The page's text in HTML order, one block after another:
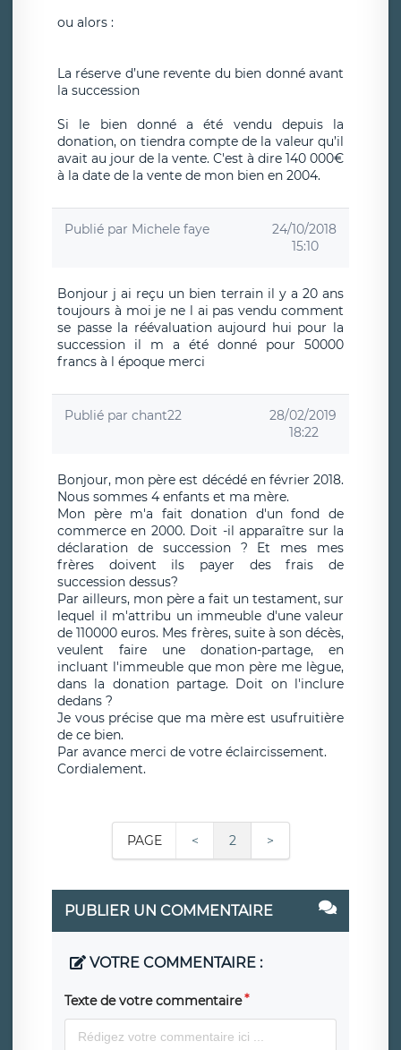
ou alors :
La réserve d’une revente du bien donné avant
la succession
Si le bien donné a été vendu depuis la
donation, on tiendra compte de la valeur qu’il
avait au jour de la vente. C'est à dire 140 000€
à la date de la vente de mon bien en 2004.
Publié par Michele faye
24/10/2018
15:10
Bonjour j ai reçu un bien terrain il y a 20 ans
toujours à moi je ne l ai pas vendu comment
se passe la réévaluation aujourd hui pour la
succession il m a été donné pour 50000
francs à l époque merci
Publié par chant22
28/02/2019
18:22
Bonjour, mon père est décédé en février 2018.
Nous sommes 4 enfants et ma mère.
Mon père m'a fait donation d'un fond de
commerce en 2000. Doit -il apparaître sur la
déclaration de succession ? Et mes mes
frères doivent ils payer des frais de
succession dessus?
Par ailleurs, mon père a fait un testament, sur
lequel il m'attribu un immeuble d'une valeur
de 110000 euros. Mes frères, suite à son décès,
veulent faire une donation-partage, en
incluant l'immeuble que mon père me lègue,
dans la donation partage. Doit on l'inclure
dedans ?
Je vous précise que ma mère est usufruitière
de ce bien.
Par avance merci de votre éclaircissement.
Cordialement.
PAGE < 2 >
PUBLIER UN COMMENTAIRE
VOTRE COMMENTAIRE :
Texte de votre commentaire